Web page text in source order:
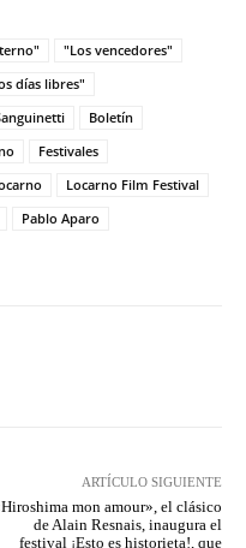
"Los vencedores"
días libres"
Boletín
Festivales
Locarno Film Festival
Pablo Aparo
ARTÍCULO SIGUIENTE
mon amour», el clásico
de Alain Resnais, inaugura el
festival ¡Esto es historieta!, que